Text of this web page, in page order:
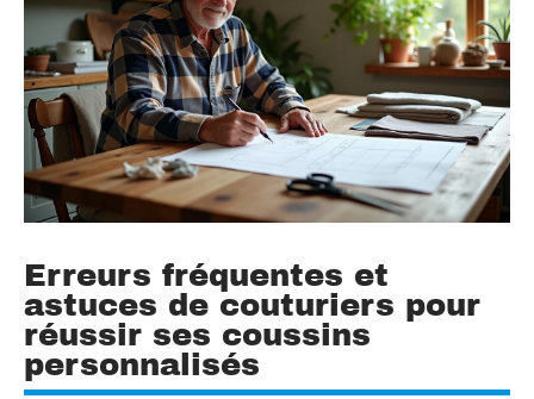
Erreurs fréquentes et
astuces de couturiers pour
réussir ses coussins
personnalisés